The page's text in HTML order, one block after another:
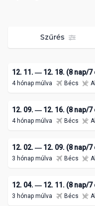
Szűrés
12. 11. ― 12. 18. (8 nap/7
4 hónap múlva Bécs
12. 09. ― 12. 16. (8 nap/7
4 hónap múlva Bécs
12. 02. ― 12. 09. (8 nap/7
3 hónap múlva Bécs
12. 04. ― 12. 11. (8 nap/7
3 hónap múlva Bécs